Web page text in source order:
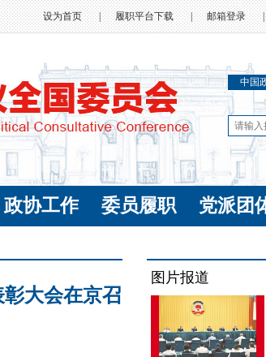
设为首页 履职平台下载 | 邮箱登录
中国
政协工作 委员履职 党派团
大会在京召
图片报道